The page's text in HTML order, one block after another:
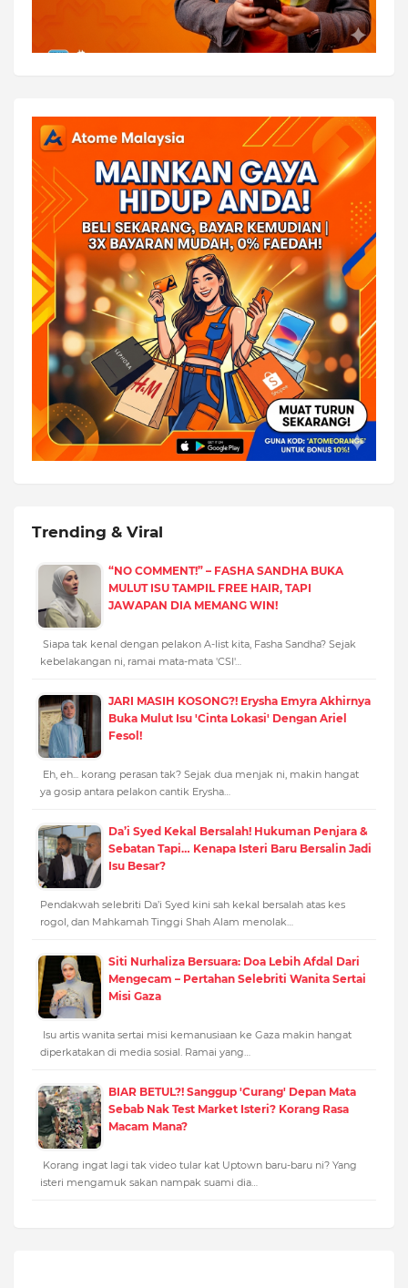
Trending & Viral
“NO COMMENT!” – FASHA SANDHA BUKA
MULUT ISU TAMPIL FREE HAIR, TAPI
JAWAPAN DIA MEMANG WIN!
Siapa tak kenal dengan pelakon A-list kita, Fasha Sandha? Sejak
kebelakangan ni, ramai mata-mata 'CSI'…
JARI MASIH KOSONG?! Erysha Emyra Akhirnya
Buka Mulut Isu 'Cinta Lokasi' Dengan Ariel
Fesol!
Eh, eh... korang perasan tak? Sejak dua menjak ni, makin hangat
ya gosip antara pelakon cantik Erysha…
Da’i Syed Kekal Bersalah! Hukuman Penjara &
Sebatan Tapi… Kenapa Isteri Baru Bersalin Jadi
Isu Besar?
Pendakwah selebriti Da’i Syed kini sah kekal bersalah atas kes
rogol, dan Mahkamah Tinggi Shah Alam menolak…
Siti Nurhaliza Bersuara: Doa Lebih Afdal Dari
Mengecam – Pertahan Selebriti Wanita Sertai
Misi Gaza
Isu artis wanita sertai misi kemanusiaan ke Gaza makin hangat
diperkatakan di media sosial. Ramai yang…
BIAR BETUL?! Sanggup 'Curang' Depan Mata
Sebab Nak Test Market Isteri? Korang Rasa
Macam Mana?
Korang ingat lagi tak video tular kat Uptown baru-baru ni? Yang
isteri mengamuk sakan nampak suami dia…